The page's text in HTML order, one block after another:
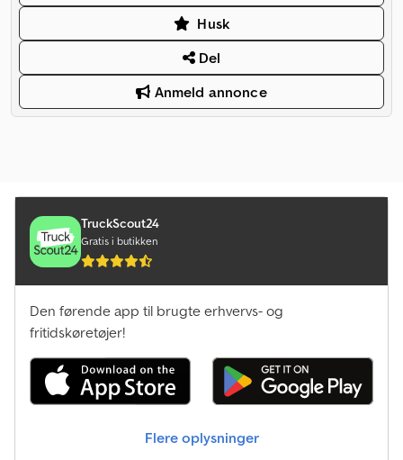
Husk
Del
Anmeld annonce
TruckScout24
Gratis i butikken
Den førende app til brugte erhvervs- og
fritidskøretøjer!
Flere oplysninger